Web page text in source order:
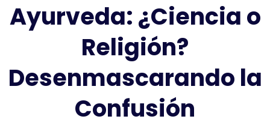
Ayurveda: ¿Ciencia o
Religión?
Desenmascarando la
Confusión